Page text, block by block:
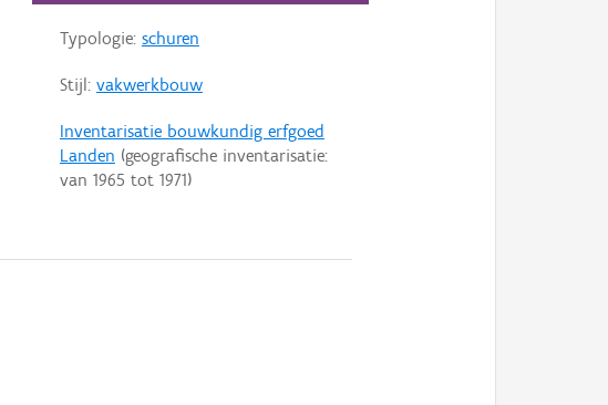
Typologie: schuren
Stijl: vakwerkbouw
Inventarisatie bouwkundig erfgoed
Landen (geografische inventarisatie:
van 1965 tot 1971)